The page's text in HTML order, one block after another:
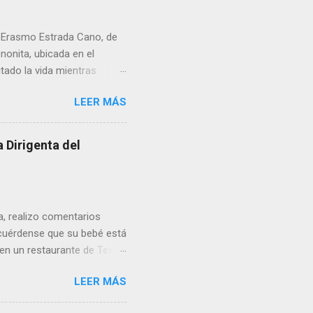
Estrada Cano, de
ubicada en el
la vida mientras
presidente del Club
LEER MÁS
Dirigenta del
realizo comentarios
que su bebé está
un restaurante de Texas
lo mejor en el IMSS?,
o algo?, yo creo que
LEER MÁS